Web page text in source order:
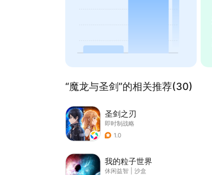
“魔龙与圣剑”的相关推荐(30)
圣剑之刃
即时制战略
1.0
我的粒子世界
休闲益智
沙盒